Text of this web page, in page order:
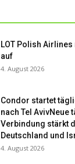
LOT Polish
auf
4. August 2026
Condor startet
nach Tel AvivNeue
Verbindung stärkt
Deutschland und
4. August 2026